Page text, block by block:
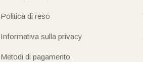
Politica di reso
Informativa sulla privacy
Metodi di pagamento